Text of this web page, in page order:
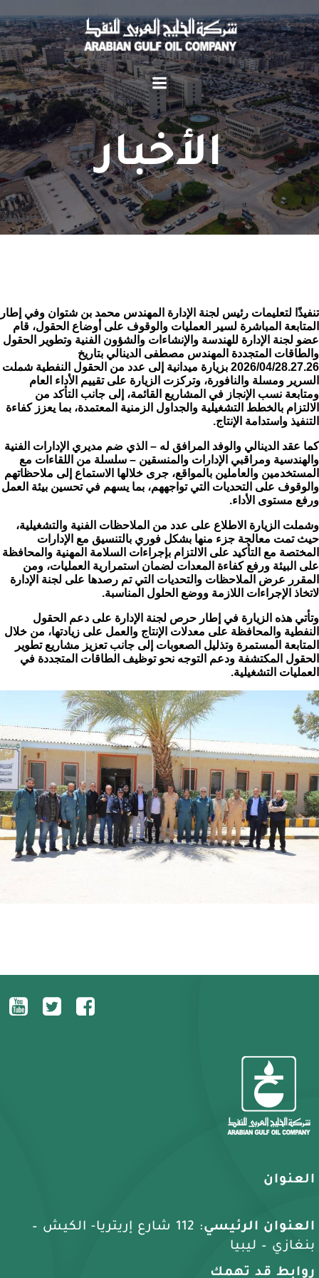
الأخبار
تنفيذًا لتعليمات رئيس لجنة الإدارة المهندس محمد بن شتوان وفي إطار
المتابعة المباشرة لسير العمليات والوقوف على أوضاع الحقول، قام
عضو لجنة الإدارة للهندسة والإنشاءات والشؤون الفنية وتطوير الحقول
والطاقات المتجددة المهندس مصطفى الدينالي بتاريخ
2026/04/28.27.26 بزيارة ميدانية إلى عدد من الحقول النفطية شملت
السرير ومسلة والنافورة، وتركزت الزيارة على تقييم الأداء العام
ومتابعة نسب الإنجاز في المشاريع القائمة، إلى جانب التأكد من
الالتزام بالخطط التشغيلية والجداول الزمنية المعتمدة، بما يعزز كفاءة
التنفيذ واستدامة الإنتاج.
كما عقد الدينالي والوفد المرافق له – الذي ضم مديري الإدارات الفنية
والهندسية ومراقبي الإدارات والمنسقين – سلسلة من اللقاءات مع
المستخدمين والعاملين بالمواقع، جرى خلالها الاستماع إلى ملاحظاتهم
والوقوف على التحديات التي تواجههم، بما يسهم في تحسين بيئة العمل
ورفع مستوى الأداء.
وشملت الزيارة الاطلاع على عدد من الملاحظات الفنية والتشغيلية،
حيث تمت معالجة جزء منها بشكل فوري بالتنسيق مع الإدارات
المختصة مع التأكيد على الالتزام بإجراءات السلامة المهنية والمحافظة
على البيئة ورفع كفاءة المعدات لضمان استمرارية العمليات، ومن
المقرر عرض الملاحظات والتحديات التي تم رصدها على لجنة الإدارة
لاتخاذ الإجراءات اللازمة ووضع الحلول المناسبة.
وتأتي هذه الزيارة في إطار حرص لجنة الإدارة على دعم الحقول
النفطية والمحافظة على معدلات الإنتاج والعمل على زيادتها، من خلال
المتابعة المستمرة وتذليل الصعوبات إلى جانب تعزيز مشاريع تطوير
الحقول المكتشفة ودعم التوجه نحو توظيف الطاقات المتجددة في
العمليات التشغيلية.
العنوان
العنوان الرئيسي
: 112 شارع إريتريا- الكيش –
بنغازي – ليبيا
روابط قد تهمك